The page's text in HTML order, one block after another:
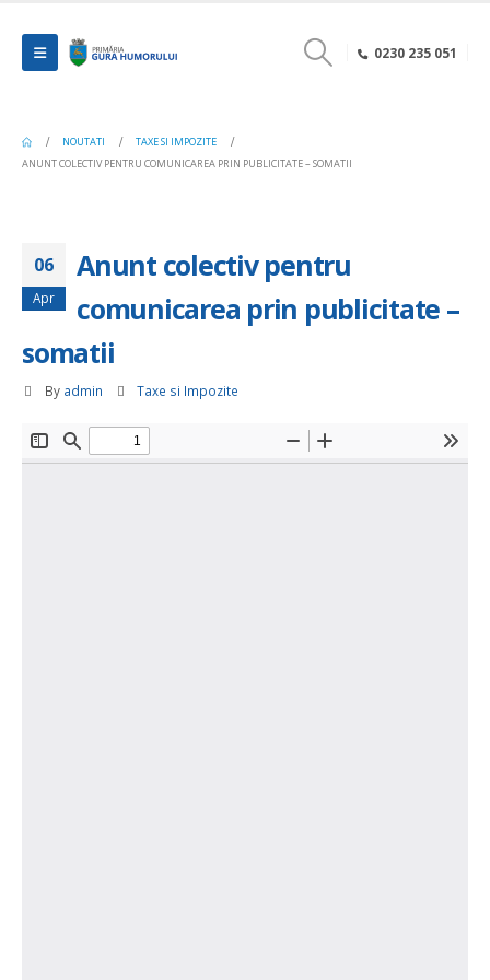
0230 235 051
NOUTATI
TAXE SI IMPOZITE
ANUNT COLECTIV PENTRU COMUNICAREA PRIN PUBLICITATE – SOMATII
06
Apr
Anunt colectiv pentru
comunicarea prin publicitate –
somatii
By admin Taxe si Impozite